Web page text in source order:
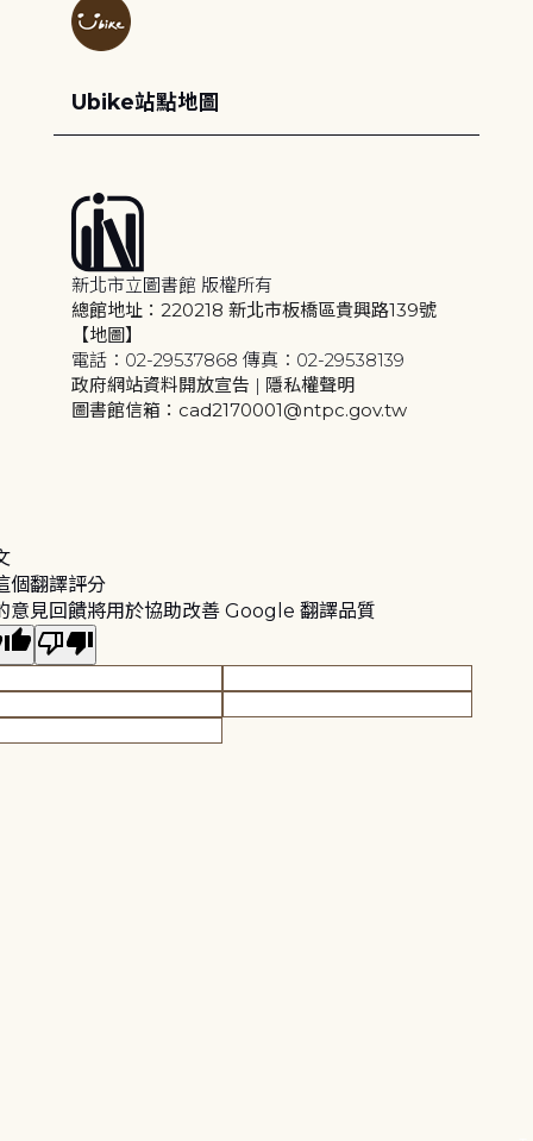
Ubike站點地圖
新北市立圖書館 版權所有
總館地址：220218 新北市板橋區貴興路139號
【地圖】
電話：02-29537868 傳真：02-29538139
政府網站資料開放宣告 | 隱私權聲明
圖書館信箱：cad2170001@ntpc.gov.tw
個翻譯評分
意見回饋將用於協助改善 Google 翻譯品質